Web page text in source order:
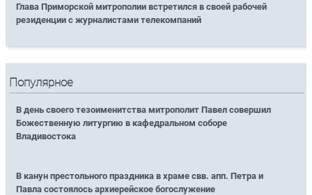
Глава Приморской митрополии встретился в своей рабочей
резиденции с журналистами телекомпаний
Популярное
В день своего тезоименитства митрополит Павел совершил
Божественную литургию в кафедральном соборе
Владивостока
В канун престольного праздника в храме свв. апп. Петра и
Павла состоялось архиерейское богослужение